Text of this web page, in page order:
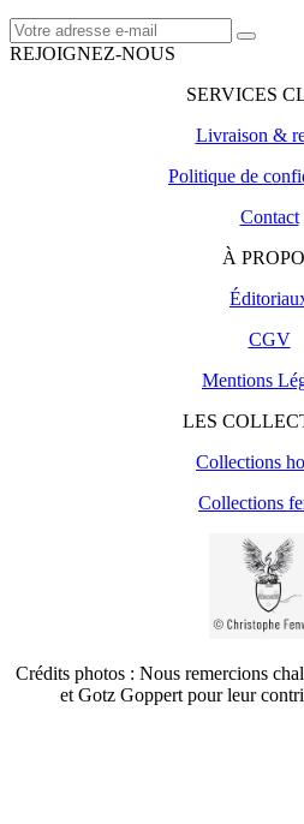
REJOIGNEZ-NOUS
SERVICES
Livraison &
Politique de
Contact
À
CGV
Mentions
LES
Collections
Collections
Crédits photos : Nous remercions
et Gotz Goppert pour leur